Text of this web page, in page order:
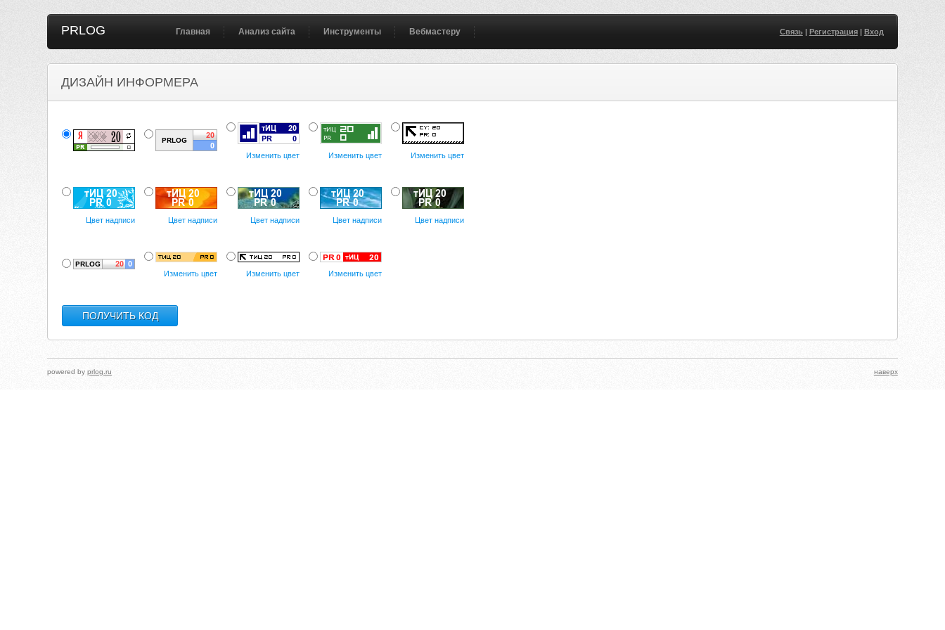
PRLOG Главная Анализ сайта Инструменты Вебмастеру Связь| Регистрация| Вход
ДИЗАЙН ИНФОРМЕРА
Изменить цвет Изменить цвет Изменить цвет
Цвет надписи Цвет надписи Цвет надписи Цвет надписи Цвет надписи
Изменить цвет Изменить цвет Изменить цвет
powered byprlog.ru наверх